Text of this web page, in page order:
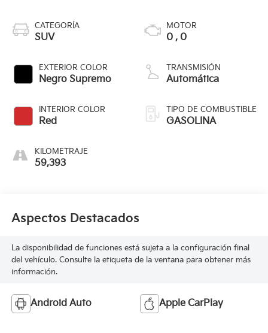
CATEGORÍA
SUV
EXTERIOR COLOR
Negro Supremo
INTERIOR COLOR
Red
KILOMETRAJE
59,393
MOTOR
0 , 0
TRANSMISIÓN
Automática
TIPO DE COMBUSTIBLE
GASOLINA
Aspectos Destacados
La disponibilidad de funciones está sujeta a la configuración final
del vehículo. Consulte la etiqueta de la ventana para obtener más
información.
Android Auto Apple CarPlay